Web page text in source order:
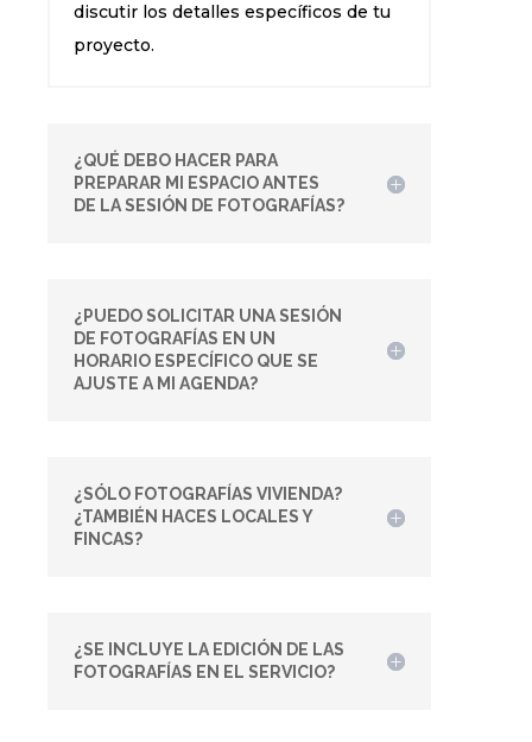
discutir los detalles específicos de tu
proyecto.
¿QUÉ DEBO HACER PARA
PREPARAR MI ESPACIO ANTES
DE LA SESIÓN DE FOTOGRAFÍAS?
¿PUEDO SOLICITAR UNA SESIÓN
DE FOTOGRAFÍAS EN UN
HORARIO ESPECÍFICO QUE SE
AJUSTE A MI AGENDA?
¿SÓLO FOTOGRAFÍAS VIVIENDA?
¿TAMBIÉN HACES LOCALES Y
FINCAS?
¿SE INCLUYE LA EDICIÓN DE LAS
FOTOGRAFÍAS EN EL SERVICIO?